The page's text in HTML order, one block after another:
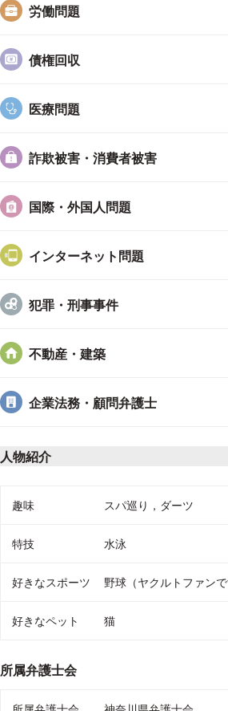
取扱分野は広く，そして深く
当事務所では，債務整理，交通事故，
家，離婚，高齢者問題，労働問題，企
分野を数多く取り扱っています。
に踏み込んでいますので，色々な分野
になる心配はありません。
対応エリア
も対応しています。
が，遠方であることを理由にお断りは
談ください。
まとめ
とつひとつの案件に対して誠実に対応
労働問題
債権回収
医療問題
詐欺被害・消費者被害
国際・外国人問題
インターネット問題
犯罪・刑事事件
不動産・建築
企業法務・顧問弁護士
人物紹介
趣味や好きなこと、個人サイトのURL
趣味 スパ巡り，ダーツ
特技 水泳
好きなスポーツ 野球（ヤクルトファンで
好きなペット 猫
所属弁護士会